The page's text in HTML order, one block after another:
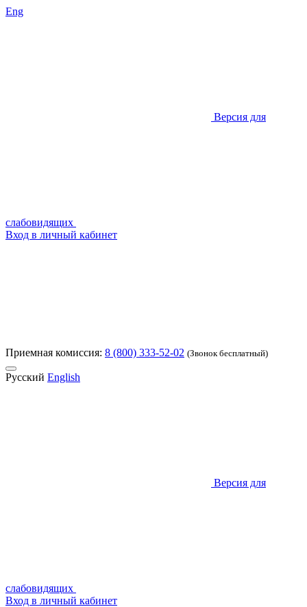
Eng
Версия для
слабовидящих
Вход в личный кабинет
Приемная комиссия: 8 (800) 333-52-02 (Звонок бесплатный)
Русский English
Версия для
слабовидящих
Вход в личный кабинет